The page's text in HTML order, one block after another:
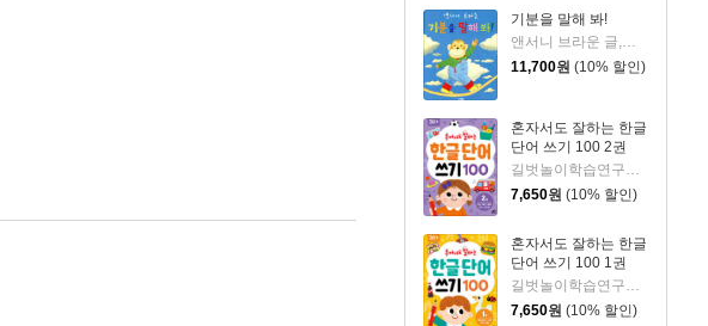
기분을 말해 봐!
앤서니 브라운 글,그림/홍연미 역
11,700원 (10% 할인)
혼자서도 잘하는 한글
단어 쓰기 100 2권
길벗놀이학습연구소 글/김희정 그림
7,650원 (10% 할인)
혼자서도 잘하는 한글
단어 쓰기 100 1권
길벗놀이학습연구소 글/김희정 그림
7,650원 (10% 할인)